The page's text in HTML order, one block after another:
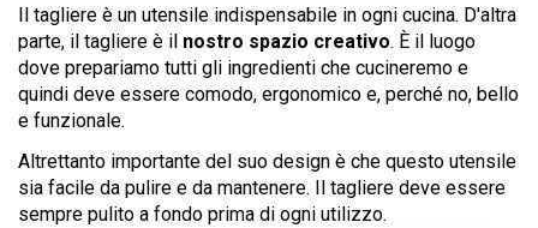
Il tagliere è un utensile indispensabile in ogni cucina. D'altra
parte, il tagliere è il nostro spazio creativo. È il luogo
dove prepariamo tutti gli ingredienti che cucineremo e
quindi deve essere comodo, ergonomico e, perché no, bello
e funzionale.
Altrettanto importante del suo design è che questo utensile
sia facile da pulire e da mantenere. Il tagliere deve essere
sempre pulito a fondo prima di ogni utilizzo.